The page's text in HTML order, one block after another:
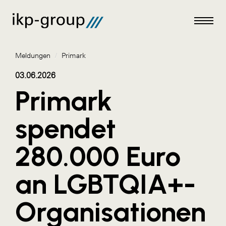
Meldungen
AKTUELLES
ACO
ALEX Krems
Amazon Web Services
Artweger
AustroCel Hallein
Meldungen / Primark
03.06.2026
Primark
spendet
280.000 Euro
an LGBTQIA+-
Organisationen